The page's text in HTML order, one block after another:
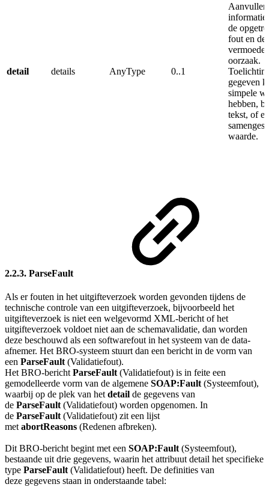
detail details AnyType 0..1
informatie
de
fout en de
oorzaak.
gegeven
simpele
hebben,
tekst, of
waarde.
2.2.3. ParseFault
Als er fouten in het uitgifteverzoek worden gevonden tijdens de
technische controle van een uitgifteverzoek, bijvoorbeeld het
uitgifteverzoek is niet een welgevormd XML-bericht of het
uitgifteverzoek voldoet niet aan de schemavalidatie, dan worden
deze beschouwd als een softwarefout in het systeem van de data-
afnemer. Het BRO-systeem stuurt dan een bericht in de vorm van
een ParseFault (Validatiefout).
Het BRO-bericht ParseFault (Validatiefout) is in feite een
gemodelleerde vorm van de algemene SOAP:Fault (Systeemfout),
waarbij op de plek van het detail de gegevens van
de ParseFault (Validatiefout) worden opgenomen. In
de ParseFault (Validatiefout) zit een lijst
met abortReasons (Redenen afbreken).
Dit BRO-bericht begint met een SOAP:Fault (Systeemfout),
bestaande uit drie gegevens, waarin het attribuut detail het specifieke
type ParseFault (Validatiefout) heeft. De definities van
deze gegevens staan in onderstaande tabel: